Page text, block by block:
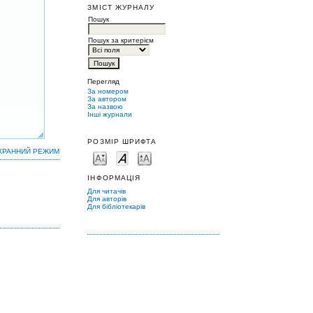
ЗМІСТ ЖУРНАЛУ
Пошук
Пошук за критерієм
Перегляд
За номером
За автором
За назвою
Інші журнали
РОЗМІР ШРИФТА
ІНФОРМАЦІЯ
Для читачів
Для авторів
Для бібліотекарів
РЕЖИМ